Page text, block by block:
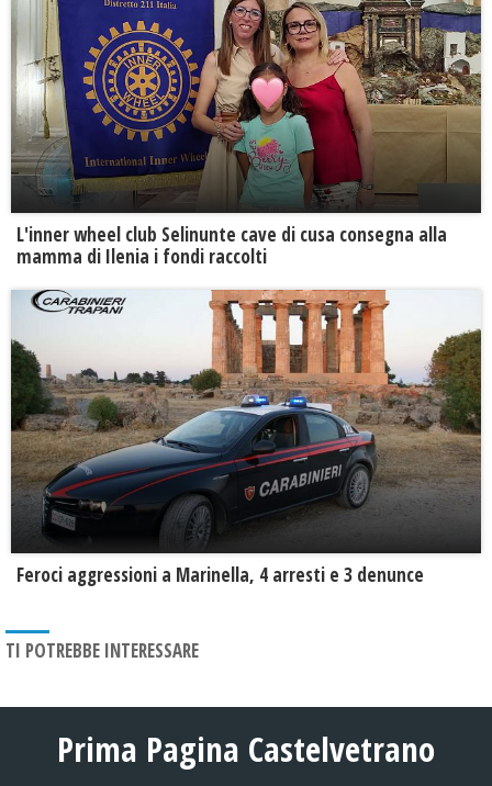
L'inner wheel club Selinunte cave di cusa consegna alla
mamma di Ilenia i fondi raccolti
Feroci aggressioni a Marinella, 4 arresti e 3 denunce
TI POTREBBE INTERESSARE
Prima Pagina Castelvetrano